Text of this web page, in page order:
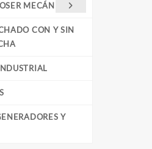
MECÁNICAS
CON Y SIN
Y